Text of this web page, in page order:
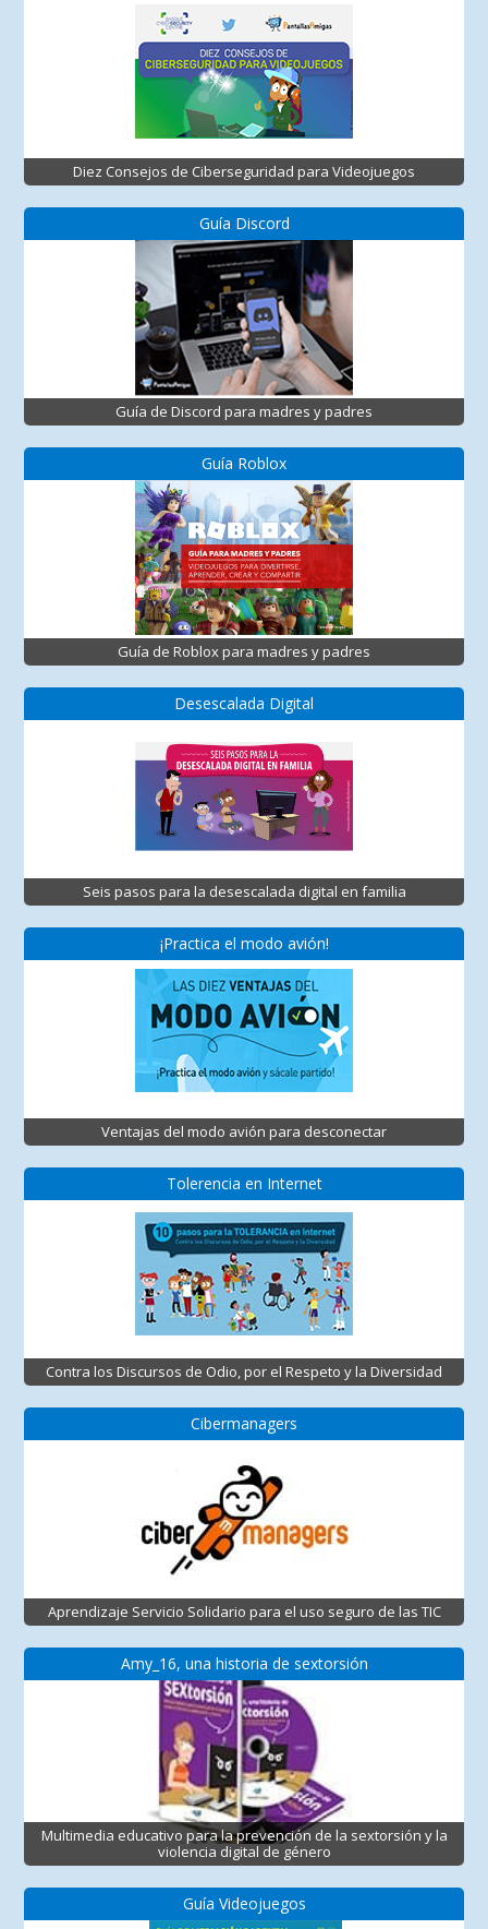
Diez Consejos de Ciberseguridad para Videojuegos
Guía Discord
Guía de Discord para madres y padres
Guía Roblox
Guía de Roblox para madres y padres
Desescalada Digital
Seis pasos para la desescalada digital en familia
¡Practica el modo avión!
Ventajas del modo avión para desconectar
Tolerencia en Internet
Contra los Discursos de Odio, por el Respeto y la Diversidad
Cibermanagers
Aprendizaje Servicio Solidario para el uso seguro de las TIC
Amy_16, una historia de sextorsión
Multimedia educativo para la prevención de la sextorsión y la
violencia digital de género
Guía Videojuegos